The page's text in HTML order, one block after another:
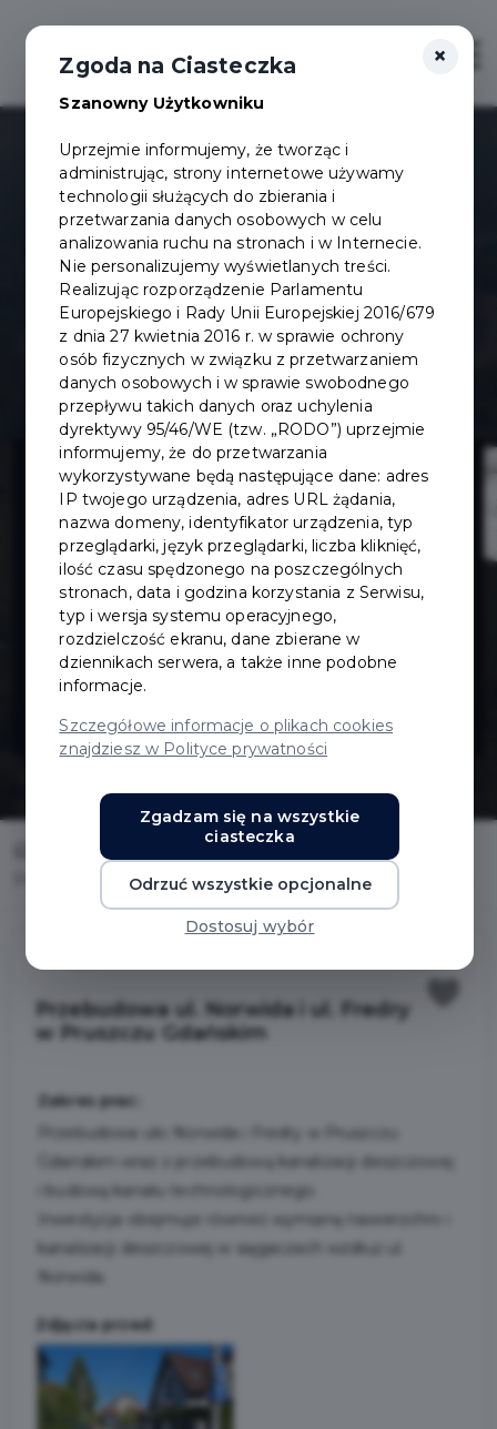
Przebudowa ul.
Norwida i ul.
Fredry w
Pruszczu
Gdańskim
Inwestycje
Przebudowa ul. Norwida i ul. Fredry w Pruszczu Gdańskim
Przebudowa ul. Norwida i ul. Fredry
w Pruszczu Gdańskim
Zakres prac:
Przebudowa ulic Norwida i Fredry w Pruszczu
Gdańskim wraz z przebudową kanalizacji deszczowej
i budową kanału technologicznego.
Inwestycja obejmuje również wymianę nawierzchni i
kanalizacji deszczowej w sięgaczach wzdłuż ul.
Norwida.
Zdjęcia przed:
×
Zgoda na Ciasteczka
Szanowny Użytkowniku
Uprzejmie informujemy, że tworząc i
administrując, strony internetowe używamy
technologii służących do zbierania i
przetwarzania danych osobowych w celu
analizowania ruchu na stronach i w Internecie.
Nie personalizujemy wyświetlanych treści.
Realizując rozporządzenie Parlamentu
Europejskiego i Rady Unii Europejskiej 2016/679
z dnia 27 kwietnia 2016 r. w sprawie ochrony
osób fizycznych w związku z przetwarzaniem
danych osobowych i w sprawie swobodnego
przepływu takich danych oraz uchylenia
dyrektywy 95/46/WE (tzw. „RODO”) uprzejmie
informujemy, że do przetwarzania
wykorzystywane będą następujące dane: adres
IP twojego urządzenia, adres URL żądania,
nazwa domeny, identyfikator urządzenia, typ
przeglądarki, język przeglądarki, liczba kliknięć,
ilość czasu spędzonego na poszczególnych
stronach, data i godzina korzystania z Serwisu,
typ i wersja systemu operacyjnego,
rozdzielczość ekranu, dane zbierane w
dziennikach serwera, a także inne podobne
informacje.
Szczegółowe informacje o plikach cookies
znajdziesz w Polityce prywatności
Zgadzam się na wszystkie
ciasteczka
Odrzuć wszystkie opcjonalne
Dostosuj wybór